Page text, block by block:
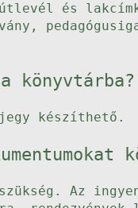
és
könyvtárba?
készíthető.
Az